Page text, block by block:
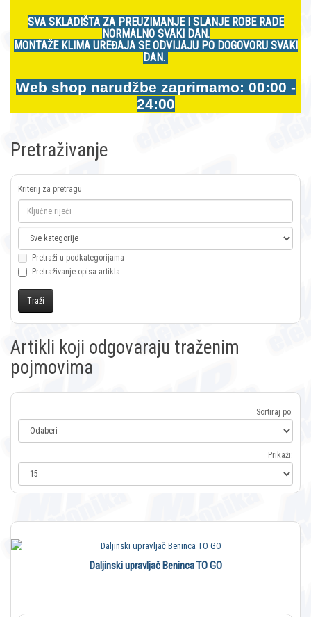
SVA SKLADIŠTA ZA PREUZIMANJE I SLANJE ROBE RADE
NORMALNO SVAKI DAN.
MONTAŽE KLIMA UREĐAJA SE ODVIJAJU PO DOGOVORU SVAKI
DAN.
Web shop narudžbe zaprimamo: 00:00 -
24:00
Pretraživanje
Kriterij za pretragu
Pretraži u podkategorijama
Pretraživanje opisa artikla
Artikli koji odgovaraju traženim
pojmovima
Sortiraj po:
Prikaži:
Daljinski upravljač Beninca TO GO